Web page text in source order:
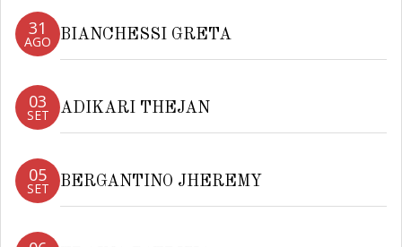
31
AGO BIANCHESSI GRETA
03
SET ADIKARI THEJAN
05
SET BERGANTINO JHEREMY